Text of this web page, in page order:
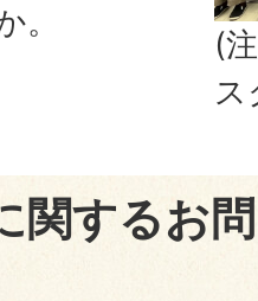
(
ス
。
関するお